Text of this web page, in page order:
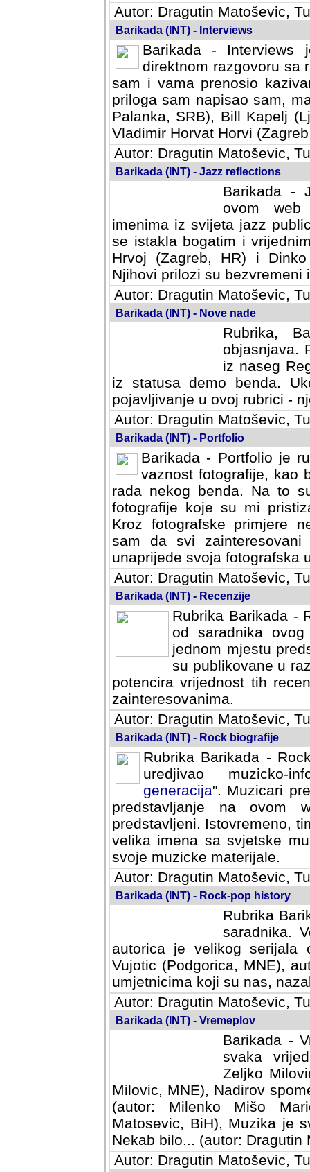
Autor: Dragutin Matoševic,
Barikada (INT) - Interviews
Barikada -
direktnom razgovoru sa
sam i vama prenosio
priloga sam napisao sam,
Palanka, SRB), Bill Kapelj
Vladimir Horvat Horvi
Autor: Dragutin Matoševic,
Barikada (INT) - Jazz reflections
Barikada -
ovom web
imenima iz svijeta jazz
se istakla bogatim i
Hrvoj (Zagreb, HR) i
Njihovi prilozi su bezvremeni
Autor: Dragutin Matoševic,
Barikada (INT) - Nove nade
Rubrika,
objasnjava.
iz naseg
iz statusa demo benda.
pojavljivanje u ovoj rubrici -
Autor: Dragutin Matoševic,
Barikada (INT) - Portfolio
Barikada - Portfolio je
vaznost fotografije, kao
rada nekog benda. Na to
fotografije koje su mi
fotografske primjere
svi zainteresovani
svoja fotografska umijeca.
Autor: Dragutin Matoševic,
Barikada (INT) - Recenzije
Rubrika Barikada -
od saradnika
jednom mjestu
su publikovane u
potencira vrijednost tih
zainteresovanima.
Autor: Dragutin Matoševic,
Barikada (INT) - Rock biografije
Rubrika Barikada -
uredjivao muzicko-
Muzicari predstavljeni u
na ovom web portalu
Istovremeno, tim nacinom
sa svjetske muzicke scene
materijale.
Autor: Dragutin Matoševic,
Barikada (INT) - Rock-pop history
Rubrika
saradnika.
autorica je velikog serijala
Vujotic (Podgorica, MNE),
umjetnicima koji su nas,
Autor: Dragutin Matoševic,
Barikada (INT) - Vremeplov
Barikada -
svaka
Milovic,
MNE), Nadirov spomenar
Milenko Mišo Maric, UK),
Muzika je svirala (autor:
(autor: Dragutin Matosevic,
Autor: Dragutin Matoševic,